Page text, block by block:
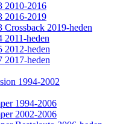
2010-2016
2016-2019
Crossback 2019-heden
2011-heden
2012-heden
2017-heden
1994-2002
1994-2006
2002-2006